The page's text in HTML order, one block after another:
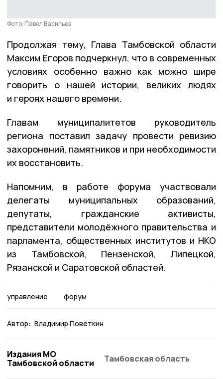
Фото: Павел Васильев
Продолжая тему, Глава Тамбовской области
Максим Егоров подчеркнул, что в современных
условиях особенно важно как можно шире
говорить о нашей истории, великих людях
и героях нашего времени.
Главам муниципалитетов руководитель
региона поставил задачу провести ревизию
захоронений, памятников и при необходимости
их восстановить.
Напомним, в работе форума участвовали
делегаты муниципальных образований,
депутаты, гражданские активисты,
представители молодёжного правительства и
парламента, общественных институтов и НКО
из Тамбовской, Пензенской, Липецкой,
Рязанской и Саратовской областей.
управление форум
Автор: Владимир Поветкин
Издания МО
Тамбовской области
Тамбовская область